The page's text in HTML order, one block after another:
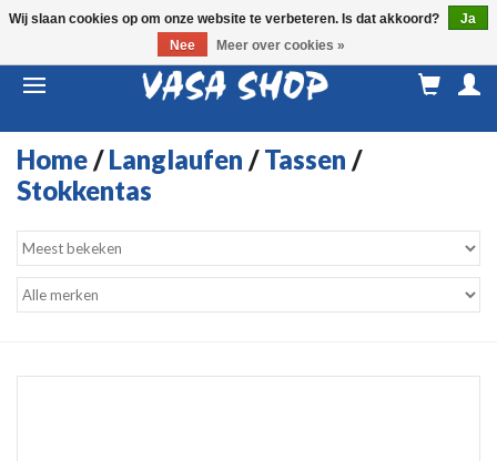
Home/Langlaufen /Tassen /
Stokkentas
Wij slaan cookies op om onze website te verbeteren. Is dat akkoord?
Ja
Nee
Meer over cookies »